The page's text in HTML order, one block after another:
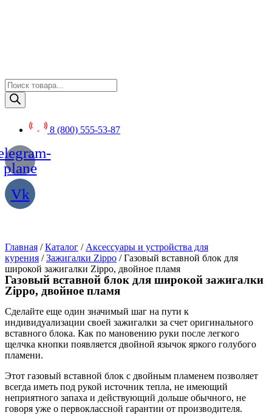
Поиск
товаров
8 (800) 555-53-87
plane
Vk
Главная /Каталог / Аксессуары и устройства для
курения /Зажигалки Zippo / Газовый вставной блок для
широкой зажигалки Zippo, двойное пламя
Газовый вставной блок для широкой зажигалки
Zippo, двойное пламя
Сделайте еще один значимый шаг на пути к
индивидуализации своей зажигалки за счет оригинального
вставного блока. Как по мановению руки после легкого
щелчка кнопки появляется двойной язычок яркого голубого
пламени.
Этот газовый вставной блок с двойным пламенем позволяет
всегда иметь под рукой источник тепла, не имеющий
неприятного запаха и действующий дольше обычного, не
говоря уже о первоклассной гарантии от производителя.